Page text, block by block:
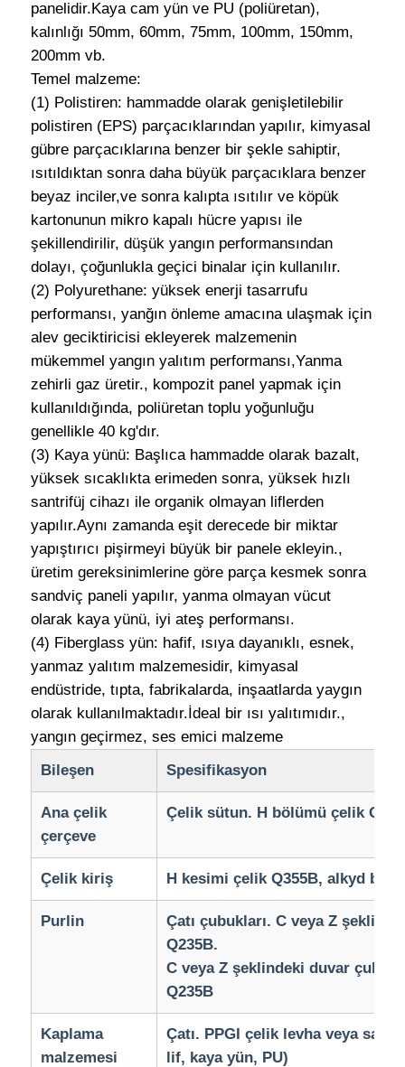
Çelik Yapı Binası İnşaatı
Toz Boyalı Çelik Yapı
panelidir.Kaya cam yün ve PU (poliüretan),
kalınlığı 50mm, 60mm, 75mm, 100mm, 150mm,
200mm vb.
Temel malzeme:
(1) Polistiren: hammadde olarak genişletilebilir
polistiren (EPS) parçacıklarından yapılır, kimyasal
gübre parçacıklarına benzer bir şekle sahiptir,
ısıtıldıktan sonra daha büyük parçacıklara benzer
beyaz inciler,ve sonra kalıpta ısıtılır ve köpük
kartonunun mikro kapalı hücre yapısı ile
şekillendirilir, düşük yangın performansından
dolayı, çoğunlukla geçici binalar için kullanılır.
(2) Polyurethane: yüksek enerji tasarrufu
performansı, yanğın önleme amacına ulaşmak için
alev geciktiricisi ekleyerek malzemenin
mükemmel yangın yalıtım performansı,Yanma
zehirli gaz üretir., kompozit panel yapmak için
kullanıldığında, poliüretan toplu yoğunluğu
genellikle 40 kg'dır.
(3) Kaya yünü: Başlıca hammadde olarak bazalt,
yüksek sıcaklıkta erimeden sonra, yüksek hızlı
santrifüj cihazı ile organik olmayan liflerden
yapılır.Aynı zamanda eşit derecede bir miktar
yapıştırıcı pişirmeyi büyük bir panele ekleyin.,
üretim gereksinimlerine göre parça kesmek sonra
sandviç paneli yapılır, yanma olmayan vücut
olarak kaya yünü, iyi ateş performansı.
(4) Fiberglass yün: hafif, ısıya dayanıklı, esnek,
yanmaz yalıtım malzemesidir, kimyasal
endüstride, tıpta, fabrikalarda, inşaatlarda yaygın
olarak kullanılmaktadır.İdeal bir ısı yalıtımıdır.,
yangın geçirmez, ses emici malzeme
Bileşen
Spesifikasyon
Ana çelik
çerçeve
Çelik sütun. H bölümü çelik
Çelik kiriş H kesimi çelik Q355B, alkyd
Purlin
Çatı çubukları. C veya Z
Q235B.
C veya Z şeklindeki duvar
Q235B
Kaplama
malzemesi
Çatı. PPGI çelik levha veya
lif, kaya yün, PU)